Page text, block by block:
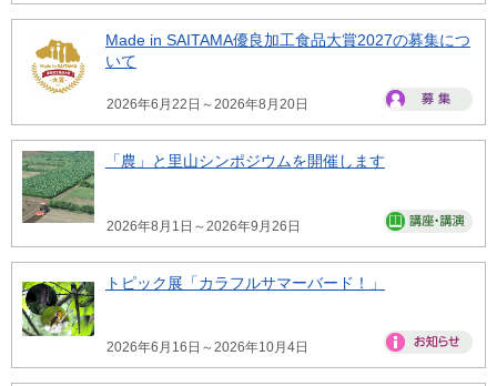
Made in SAITAMA優良加工食品大賞2027の募集につ
いて
2026年6月22日～2026年8月20日
「農」と里山シンポジウムを開催します
2026年8月1日～2026年9月26日
トピック展「カラフルサマーバード！」
2026年6月16日～2026年10月4日